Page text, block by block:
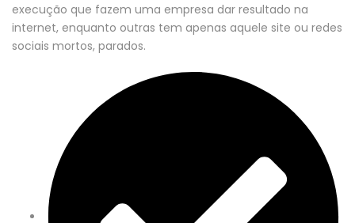
execução que fazem uma empresa dar resultado na
internet, enquanto outras tem apenas aquele site ou redes
sociais mortos, parados.